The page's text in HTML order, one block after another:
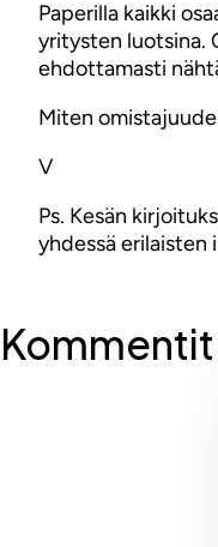
Paperilla kaikki
yritysten luotsina.
ehdottamasti
Miten
V
Ps. Kesän
yhdessä erilaisten
Kommentit